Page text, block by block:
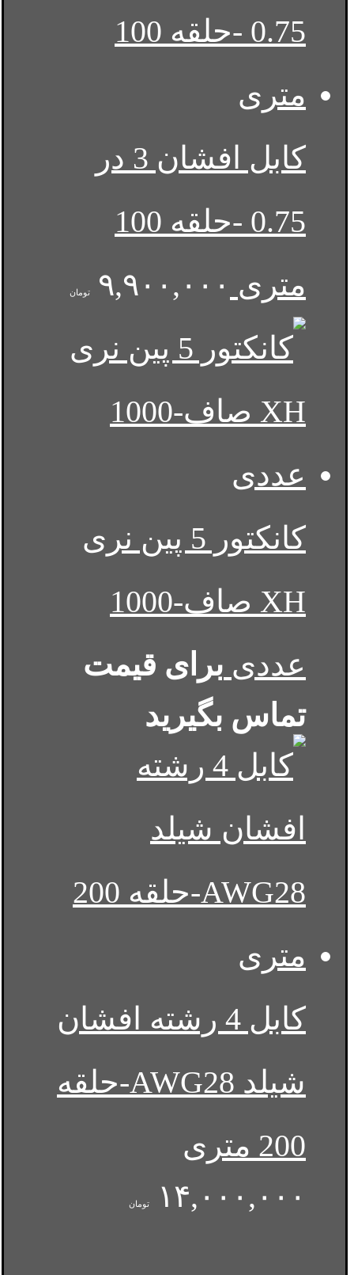
کابل افشان 3 در
0.75 -حلقه 100
متری ۹,۹۰۰,۰۰۰ تومان
کانکتور 5 پین نری
XH صاف-1000
عددی برای قیمت
تماس بگیرید
کابل 4 رشته افشان
شیلد AWG28-حلقه
200 متری
۱۴,۰۰۰,۰۰۰
تومان